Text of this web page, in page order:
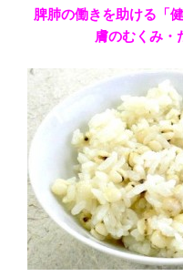
脾肺の働きを助ける「
膚のむくみ・